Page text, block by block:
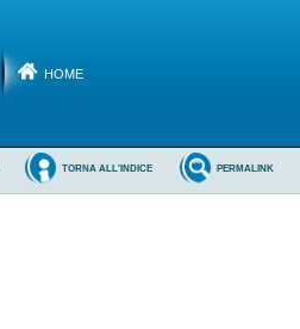
HOME
PERMALINK
TORNA ALL'INDICE